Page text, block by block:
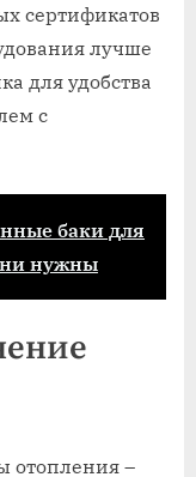
сертификатов
лучше
для удобства
с
баки для
нужны
отопления –